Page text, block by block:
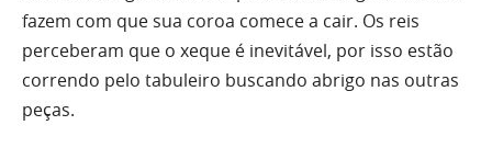
fazem com que sua coroa comece a cair. Os reis
perceberam que o xeque é inevitável, por isso estão
correndo pelo tabuleiro buscando abrigo nas outras
peças.